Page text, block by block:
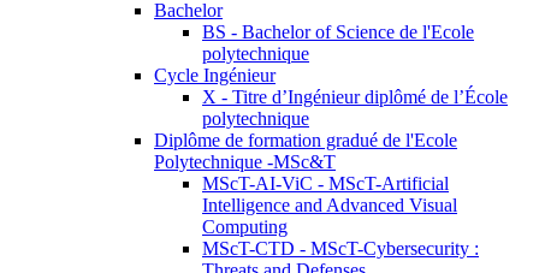
Bachelor
BS - Bachelor of Science de l'Ecole
polytechnique
Cycle Ingénieur
X - Titre d’Ingénieur diplômé de l’École
polytechnique
Diplôme de formation gradué de l'Ecole
Polytechnique -MSc&T
MScT-AI-ViC - MScT-Artificial
Intelligence and Advanced Visual
Computing
MScT-CTD - MScT-Cybersecurity :